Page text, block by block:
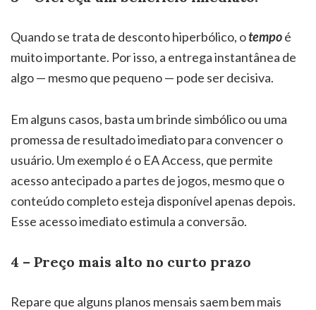
Quando se trata de desconto hiperbólico, otempoé
muito importante. Por isso, a entrega instantânea de
algo — mesmo que pequeno — pode ser decisiva.
Em alguns casos, basta um brinde simbólico ou uma
promessa de resultado imediato para convencer o
usuário. Um exemplo é o EA Access, que permite
acesso antecipado a partes de jogos, mesmo que o
conteúdo completo esteja disponível apenas depois.
Esse acesso imediato estimula a conversão.
4 – Preço mais alto no curto prazo
Repare que alguns planos mensais saem bem mais